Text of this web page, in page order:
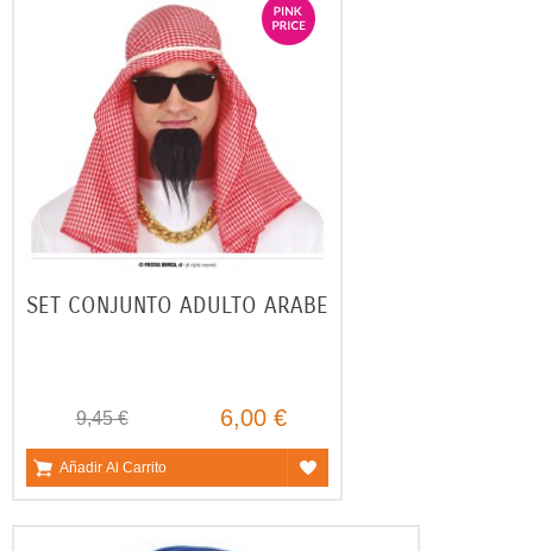
SET CONJUNTO ADULTO ARABE
9,45 € 6,00 €
Añadir Al Carrito